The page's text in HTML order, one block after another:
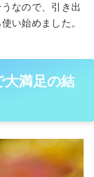
なので、引き出
い始めました。
大満足の結